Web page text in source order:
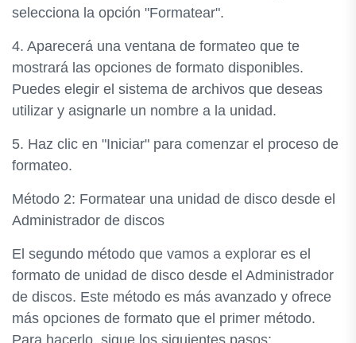
selecciona la opción "Formatear".
4. Aparecerá una ventana de formateo que te
mostrará las opciones de formato disponibles.
Puedes elegir el sistema de archivos que deseas
utilizar y asignarle un nombre a la unidad.
5. Haz clic en "Iniciar" para comenzar el proceso de
formateo.
Método 2: Formatear una unidad de disco desde el
Administrador de discos
El segundo método que vamos a explorar es el
formato de unidad de disco desde el Administrador
de discos. Este método es más avanzado y ofrece
más opciones de formato que el primer método.
Para hacerlo, sigue los siguientes pasos: